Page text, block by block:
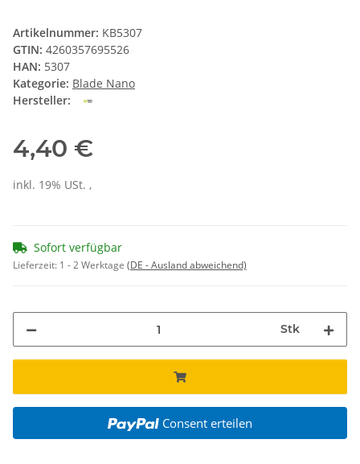
Artikelnummer: KB5307
GTIN: 4260357695526
HAN: 5307
Kategorie: Blade Nano
Hersteller:
4,40 €
inkl. 19% USt. ,
Sofort verfügbar
Lieferzeit: 1 - 2 Werktage (DE - Ausland abweichend)
Stk
Consent erteilen